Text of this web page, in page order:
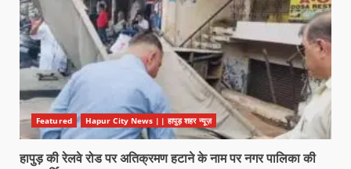
Featured Hapur City News || हापुड़ शहर न्यूज़
हापुड़ की रेलवे रोड पर अतिक्रमण हटाने के नाम पर नगर पालिका की